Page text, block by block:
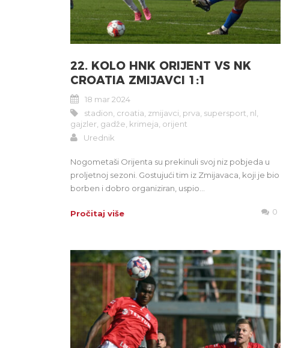
22. KOLO HNK ORIJENT VS NK
CROATIA ZMIJAVCI 1:1
18 mar 2024
stadion, croatia, zmijavci, prva, supersport, nl,
gajzler, gadže, krimeja, orijent
Urednik
Nogometaši Orijenta su prekinuli svoj niz pobjeda u
proljetnoj sezoni. Gostujući tim iz Zmijavaca, koji je bio
borben i dobro organiziran, uspio...
Pročitaj više 0